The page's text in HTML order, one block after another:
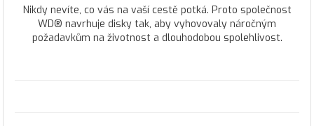
Nikdy nevíte, co vás na vaší cestě potká. Proto společnost
WD® navrhuje disky tak, aby vyhovovaly náročným
požadavkům na životnost a dlouhodobou spolehlivost.